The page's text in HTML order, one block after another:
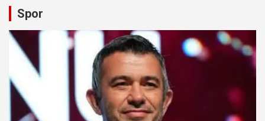
Spor